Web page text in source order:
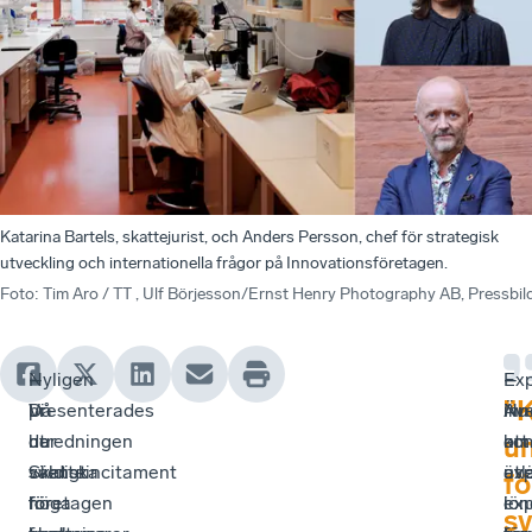
Katarina Bartels, skattejurist, och Anders Persson, chef för strategisk
utveckling och internationella frågor på Innovationsföretagen.
Foto: Tim Aro / TT , Ulf Börjesson/Ernst Henry Photography AB,
Nyligen
presenterades
utredningen
Skatteincitament
för
–
Vi
har
väldigt
höga
–
Då
de
svenska
företagen
att
–
om
i
–
Nu